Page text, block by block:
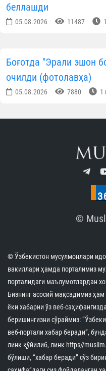
беллашди
05.08.2026 11487
Боғотда "Эрали эшон
очилди (фотолавҳа)
05.08.2026 7880 1
©
© Ўзбекистон мусулмонлари
вакиллари ҳамда порталимиз
порталидаги маълумотлардан
Бизнинг асосий мақсадимиз
ёки хабарни ўз веб-
беришингизни сўраймиз:
веб-портали хабар беради”,
линк қўйилиб, линк https//
бўлиши, “хабар беради” сўз